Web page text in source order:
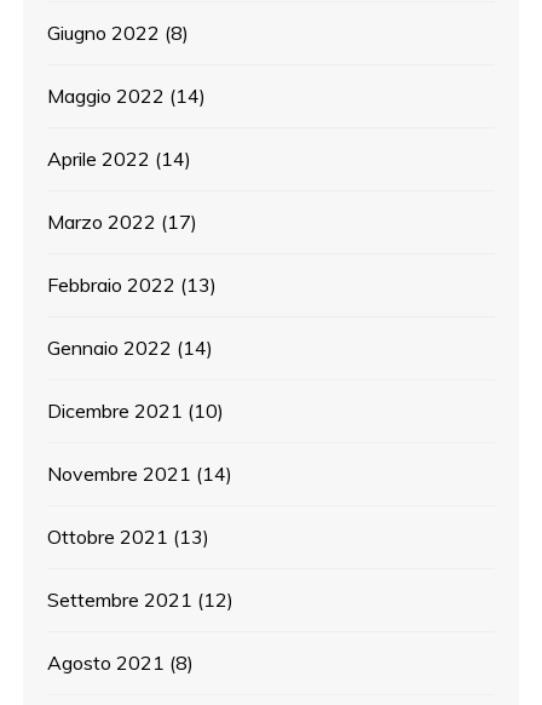
Giugno 2022 (8)
Maggio 2022 (14)
Aprile 2022 (14)
Marzo 2022 (17)
Febbraio 2022 (13)
Gennaio 2022 (14)
Dicembre 2021 (10)
Novembre 2021 (14)
Ottobre 2021 (13)
Settembre 2021 (12)
Agosto 2021 (8)